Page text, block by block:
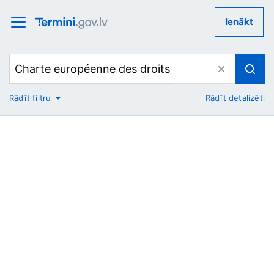
Ienākt
No
Rādīt filtru Rādīt detalizēti